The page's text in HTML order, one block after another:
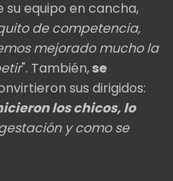
equipo en cancha,
de competencia,
mejorado mucho la
". También,se
sus dirigidos:
los chicos, lo
y como se